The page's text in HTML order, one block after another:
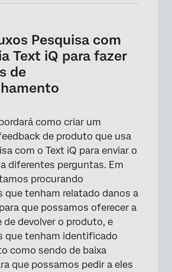
Pesquisa com
Text iQ para fazer
de
como criar um
de produto que usa
com o Text iQ para enviar o
diferentes perguntas. Em
procurando
que tenham relatado danos a
que possamos oferecer a
de devolver o produto, e
que tenham identificado
como sendo de baixa
que possamos pedir a eles